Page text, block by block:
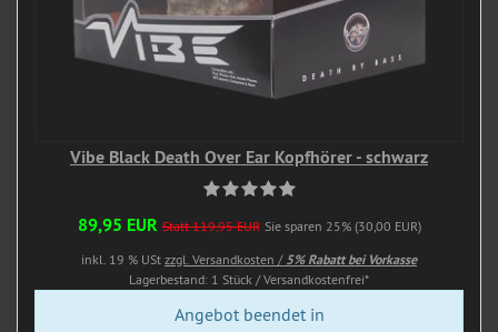
Vibe Black Death Over Ear Kopfhörer - schwarz
89,95 EUR Statt 119,95 EUR Sie sparen 25% (30,00 EUR)
inkl. 19 % USt zzgl. Versandkosten / 5% Rabatt bei Vorkasse
Lagerbestand: 1 Stück / Versandkostenfrei*
Angebot beendet in